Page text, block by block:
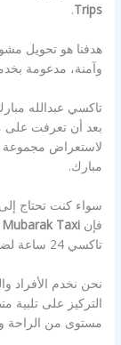
Trips
.
وآمنة، مدعومة
تاكسي عبدالله
بعد أن تعرفت على
لاستعراض مجموعة
مبارك.
سواء كنت تحتاج
فإنTaxi
تاكسي 24 ساعة لضمان وصولك في أي وقت.
نحن نخدم الأفراد
التركيز على تلبية
مستوى من الراحة